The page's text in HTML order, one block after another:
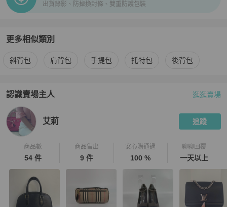
出貨錄影、防掉換封條、雙重防護包裝
更多相似類別
更多Moschino 女包相似商品推薦
斜背包 肩背包 手提包 托特包 後背包
認識賣場主人
PopChill 拍拍圈嚴選賣家
逛逛賣場
艾莉 追蹤
商品數
54 件
商品售出
9 件
安心購通過
100 %
聊聊回覆
一天以上